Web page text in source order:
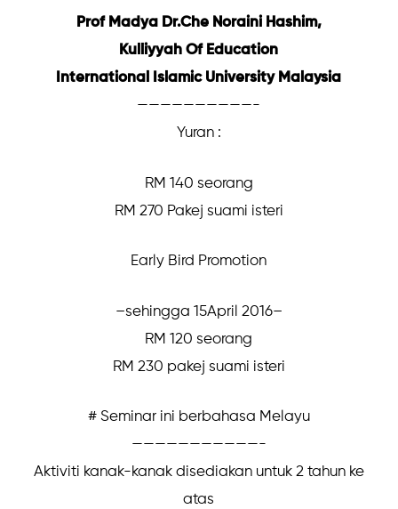
Prof Madya Dr.Che Noraini Hashim,
Kulliyyah Of Education
International Islamic University Malaysia
——————————-
Yuran :
RM 140 seorang
RM 270 Pakej suami isteri
Early Bird Promotion
–sehingga 15April 2016–
RM 120 seorang
RM 230 pakej suami isteri
# Seminar ini berbahasa Melayu
———————————-
Aktiviti kanak-kanak disediakan untuk 2 tahun ke
atas